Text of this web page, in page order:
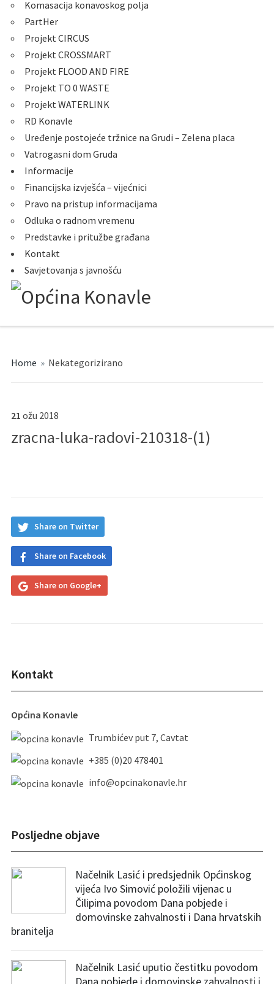
Komasacija konavoskog polja
PartHer
Projekt CIRCUS
Projekt CROSSMART
Projekt FLOOD AND FIRE
Projekt TO 0 WASTE
Projekt WATERLINK
RD Konavle
Uređenje postojeće tržnice na Grudi – Zelena placa
Vatrogasni dom Gruda
Informacije
Financijska izvješća – vijećnici
Pravo na pristup informacijama
Odluka o radnom vremenu
Predstavke i pritužbe građana
Kontakt
Savjetovanja s javnošću
Home » Nekategorizirano
21 ožu 2018
zracna-luka-radovi-210318-(1)
Share on Twitter
Share on Facebook
Share on Google+
Kontakt
Općina Konavle
Trumbićev put 7, Cavtat
+385 (0)20 478401
info@opcinakonavle.hr
Posljedne objave
Načelnik Lasić i predsjednik Općinskog
vijeća Ivo Simović položili vijenac u
Čilipima povodom Dana pobjede i
domovinske zahvalnosti i Dana hrvatskih
branitelja
Načelnik Lasić uputio čestitku povodom